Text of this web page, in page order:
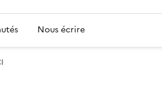
Nous écrire